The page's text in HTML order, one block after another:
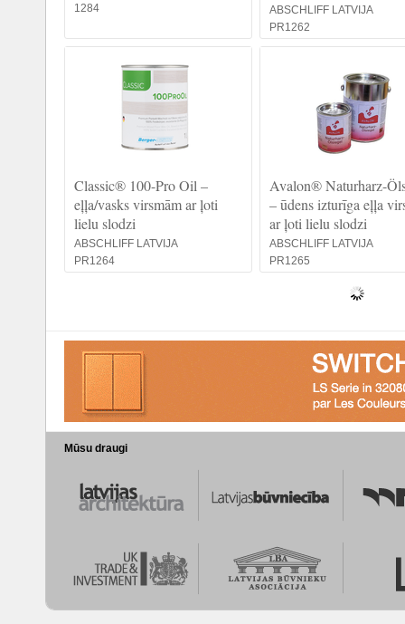
1284
ABSCHLIFF LATVIJA
PR1262
Classic® 100-Pro Oil –
eļļa/vasks virsmām ar ļoti
lielu slodzi
ABSCHLIFF LATVIJA
PR1264
Avalon® Naturharz-
– ūdens izturīga eļļa
ar ļoti lielu slodzi
ABSCHLIFF LATVIJA
PR1265
Mūsu draugi